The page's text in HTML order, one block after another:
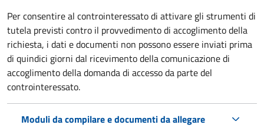
Per consentire al controinteressato di attivare gli strumenti di
tutela previsti contro il provvedimento di accoglimento della
richiesta, i dati e documenti non possono essere inviati prima
di quindici giorni dal ricevimento della comunicazione di
accoglimento della domanda di accesso da parte del
controinteressato.
Moduli da compilare e documenti da allegare